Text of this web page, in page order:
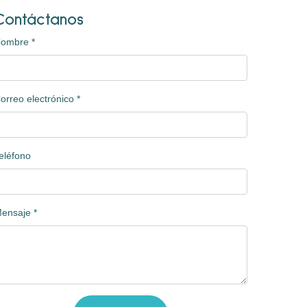
*
electrónico *
*